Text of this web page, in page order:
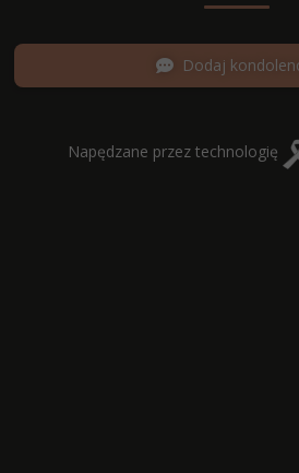
Dodaj
Napędzane przez technologię